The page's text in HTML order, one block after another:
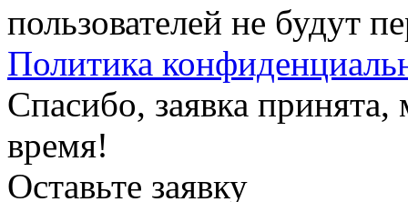
пользователей не будут
Политика
Спасибо, заявка
время!
Оставьте заявку